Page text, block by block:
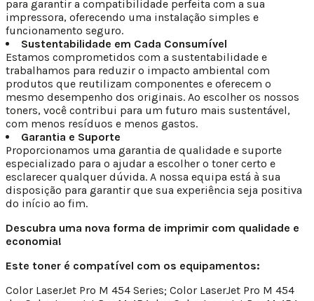
para garantir a compatibilidade perfeita com a sua
impressora, oferecendo uma instalação simples e
funcionamento seguro.
Sustentabilidade em Cada Consumível
Estamos comprometidos com a sustentabilidade e
trabalhamos para reduzir o impacto ambiental com
produtos que reutilizam componentes e oferecem o
mesmo desempenho dos originais. Ao escolher os nossos
toners, você contribui para um futuro mais sustentável,
com menos resíduos e menos gastos.
Garantia e Suporte
Proporcionamos uma garantia de qualidade e suporte
especializado para o ajudar a escolher o toner certo e
esclarecer qualquer dúvida. A nossa equipa está à sua
disposição para garantir que sua experiência seja positiva
do início ao fim.
Descubra uma nova forma de imprimir com qualidade e
economia!
Este toner é compatível com os equipamentos:
Color LaserJet Pro M 454 Series; Color LaserJet Pro M 454